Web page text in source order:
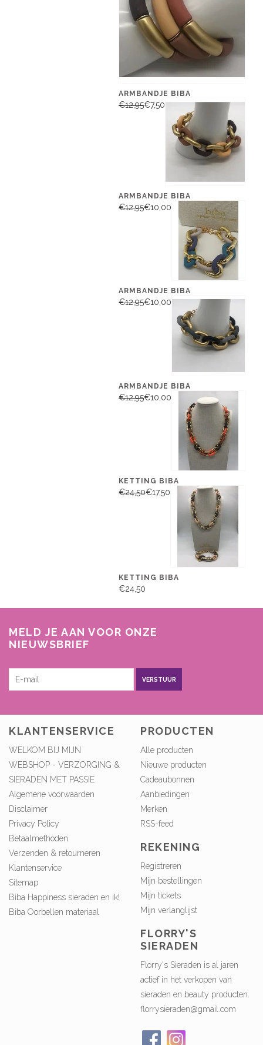
ARMBANDJE BIBA
€12,95€7,50
ARMBANDJE BIBA
€12,95€10,00
ARMBANDJE BIBA
€12,95€10,00
ARMBANDJE BIBA
€12,95€10,00
KETTING BIBA
€24,50€17,50
KETTING BIBA
€24,50
MELD JE AAN VOOR ONZE
NIEUWSBRIEF
VERSTUUR
KLANTENSERVICE
WELKOM BIJ MIJN
WEBSHOP - VERZORGING &
SIERADEN MET PASSIE
Algemene voorwaarden
Disclaimer
Privacy Policy
Betaalmethoden
Verzenden & retourneren
Klantenservice
Sitemap
Biba Happiness sieraden en ik!
Biba Oorbellen materiaal
PRODUCTEN
Alle producten
Nieuwe producten
Cadeaubonnen
Aanbiedingen
Merken
RSS-feed
REKENING
Registreren
Mijn bestellingen
Mijn tickets
Mijn verlanglijst
FLORRY'S
SIERADEN
Florry's Sieraden is al jaren
actief in het verkopen van
sieraden en beauty producten.
florrysieraden@gmail.com